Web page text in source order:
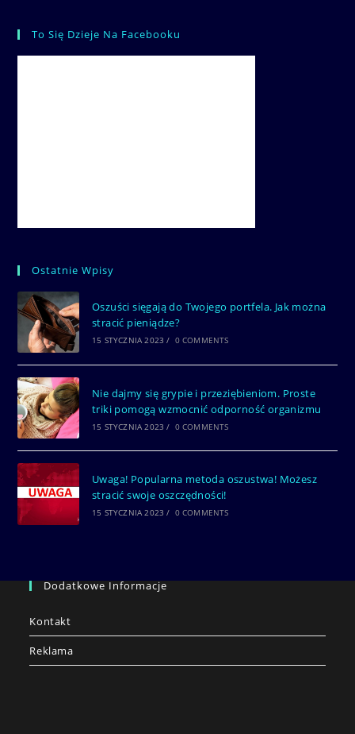
To Się Dzieje Na Facebooku
Ostatnie Wpisy
Oszuści sięgają do Twojego portfela. Jak można
stracić pieniądze?
15 STYCZNIA 2023 / 0 COMMENTS
Nie dajmy się grypie i przeziębieniom. Proste
triki pomogą wzmocnić odporność organizmu
15 STYCZNIA 2023 / 0 COMMENTS
Uwaga! Popularna metoda oszustwa! Możesz
stracić swoje oszczędności!
15 STYCZNIA 2023 / 0 COMMENTS
Dodatkowe Informacje
Kontakt
Reklama